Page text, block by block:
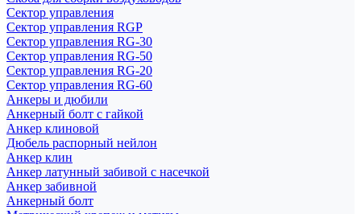
Сектор управления
Сектор управления RGP
Сектор управления RG-30
Сектор управления RG-50
Сектор управления RG-20
Сектор управления RG-60
Анкеры и дюбили
Анкерный болт с гайкой
Анкер клиновой
Дюбель распорный нейлон
Анкер клин
Анкер латунный забивой с насечкой
Анкер забивной
Анкерный болт